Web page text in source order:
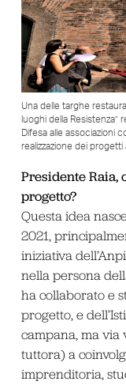
Una delle targhe
luoghi della Resistenza”
Difesa alle associazioni
realizzazione dei
Presidente Raia,
progetto?
Questa idea
2021,
iniziativa
nella persona
ha collaborato e
progetto, e
campana, ma via
tuttora) a
imprenditoria,